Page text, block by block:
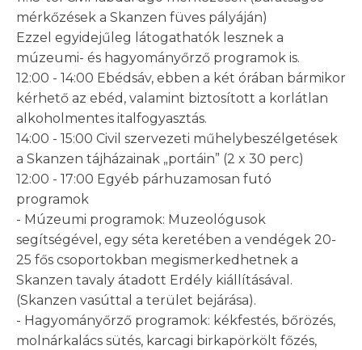
mérkőzések a Skanzen füves pályáján)
Ezzel egyidejűleg látogathatók lesznek a
múzeumi- és hagyományőrző programok is.
12:00 - 14:00 Ebédsáv, ebben a két órában bármikor
kérhető az ebéd, valamint biztosított a korlátlan
alkoholmentes italfogyasztás.
14:00 - 15:00 Civil szervezeti műhelybeszélgetések
a Skanzen tájházainak „portáin” (2 x 30 perc)
12:00 - 17:00 Egyéb párhuzamosan futó
programok
- Múzeumi programok: Muzeológusok
segítségével, egy séta keretében a vendégek 20-
25 fős csoportokban megismerkedhetnek a
Skanzen tavaly átadott Erdély kiállításával.
(Skanzen vasúttal a terület bejárása).
- Hagyományőrző programok: kékfestés, bőrözés,
molnárkalács sütés, karcagi birkapörkölt főzés,